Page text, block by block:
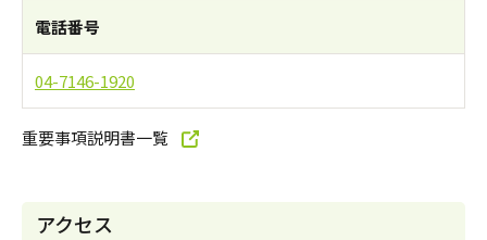
電話番号
04-7146-1920
重要事項説明書一覧
アクセス